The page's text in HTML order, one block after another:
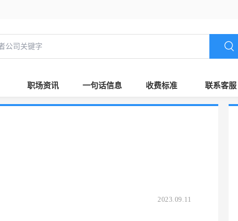
职场资讯 一句话信息 收费标准 联系客服
2023.09.11